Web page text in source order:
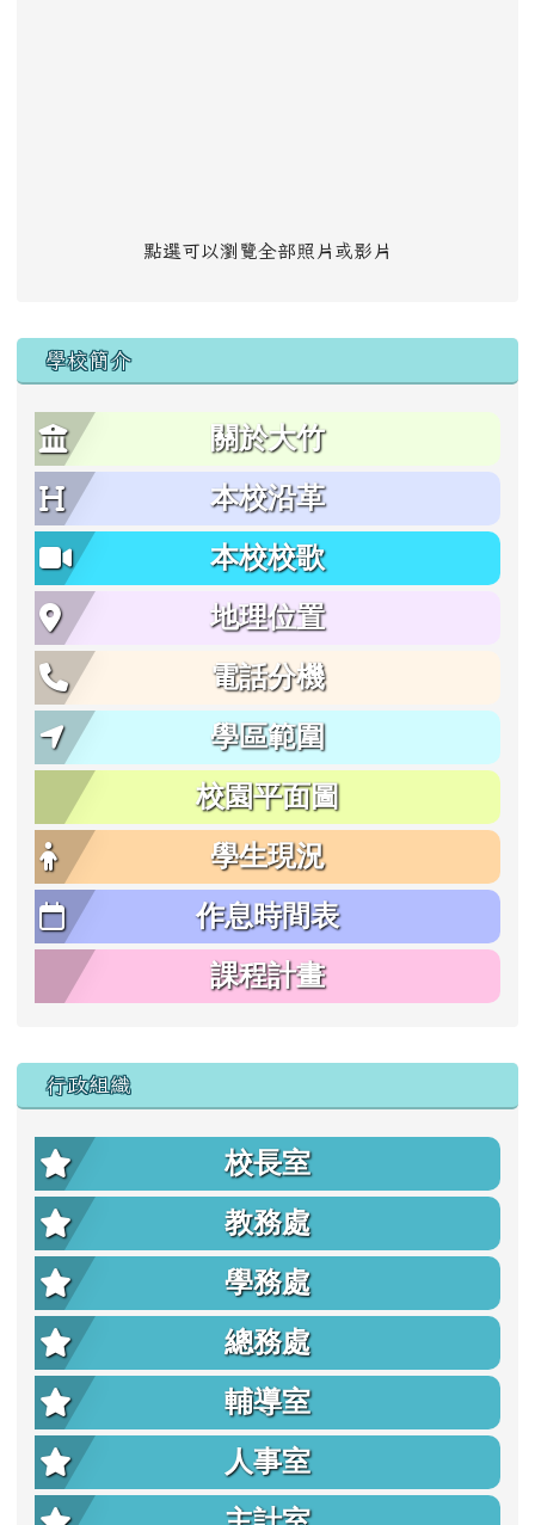
點選可以瀏覽全部照片或影片
學校簡介
關於大竹
本校沿革
本校校歌
地理位置
電話分機
學區範圍
校園平面圖
學生現況
作息時間表
課程計畫
行政組織
校長室
教務處
學務處
總務處
輔導室
人事室